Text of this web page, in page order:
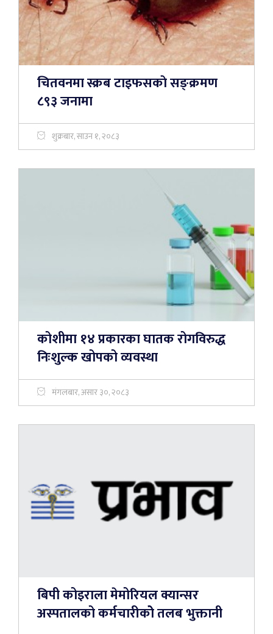
चितवनमा स्क्रब टाइफसकाे सङ्क्रमण
८९३ जनामा
शुक्रबार, साउन १, २०८३
कोशीमा १४ प्रकारका घातक रोगविरुद्ध
निःशुल्क खोपको व्यवस्था
मंगलबार, असार ३०, २०८३
बिपी कोइराला मेमोरियल क्यान्सर
अस्पतालको कर्मचारीकोे तलब भुक्तानी